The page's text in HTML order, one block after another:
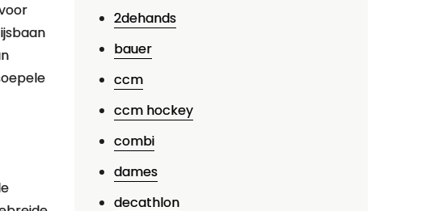
2dehands
bauer
ccm
ccm hockey
combi
dames
decathlon